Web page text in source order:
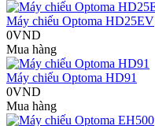
Máy chiếu Optoma HD25EV
0VND
Mua hàng
Máy chiếu Optoma HD91
0VND
Mua hàng